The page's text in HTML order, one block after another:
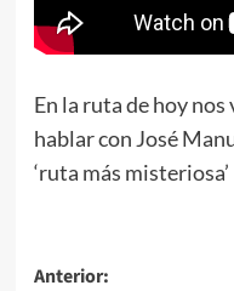
En la ruta de hoy
hablar con José
‘ruta más misteriosa’
Anterior: